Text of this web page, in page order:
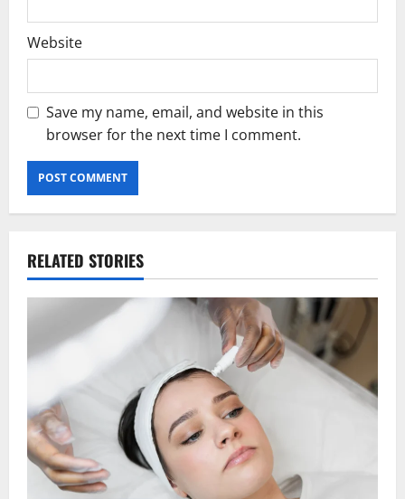
Website
Save my name, email, and website in this
browser for the next time I comment.
RELATED STORIES